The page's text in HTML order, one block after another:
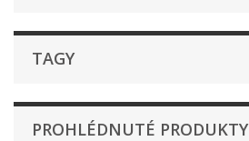
TAGY
PROHLÉDNUTÉ PRODUKTY